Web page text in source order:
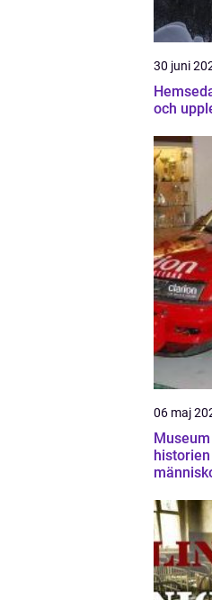
30 juni
Hemsedal skidåkning,
och
06 maj